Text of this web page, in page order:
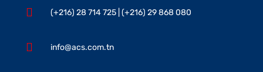
(+216) 28 714 725 | (+216) 29 868 080
info@acs.com.tn